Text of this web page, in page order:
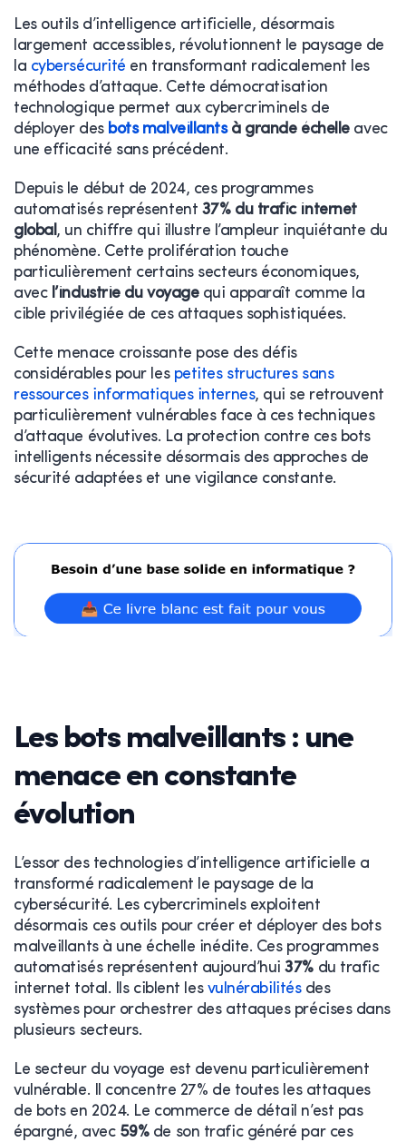
Les outils d’intelligence artificielle, désormais
largement accessibles, révolutionnent le paysage de
la cybersécurité en transformant radicalement les
méthodes d’attaque. Cette démocratisation
technologique permet aux cybercriminels de
déployer des bots malveillantsà grande échelleavec
une efficacité sans précédent.
Depuis le début de 2024, ces programmes
automatisés représentent 37% du trafic internet
global , un chiffre qui illustre l’ampleur inquiétante du
phénomène. Cette prolifération touche
particulièrement certains secteurs économiques,
avec l’industrie du voyagequi apparaît comme la
cible privilégiée de ces attaques sophistiquées.
Cette menace croissante pose des défis
considérables pour les petites structures sans
ressources informatiques internes, qui se retrouvent
particulièrement vulnérables face à ces techniques
d’attaque évolutives. La protection contre ces bots
intelligents nécessite désormais des approches de
sécurité adaptées et une vigilance constante.
Les bots malveillants : une
menace en constante
évolution
L’essor des technologies d’intelligence artificielle a
transformé radicalement le paysage de la
cybersécurité. Les cybercriminels exploitent
désormais ces outils pour créer et déployer des bots
malveillants à une échelle inédite. Ces programmes
automatisés représentent aujourd’hui37% du trafic
internet total. Ils ciblent les vulnérabilitésdes
systèmes pour orchestrer des attaques précises dans
plusieurs secteurs.
Le secteur du voyage est devenu particulièrement
vulnérable. Il concentre 27% de toutes les attaques
de bots en 2024. Le commerce de détail n’est pas
épargné, avec 59%de son trafic généré par ces